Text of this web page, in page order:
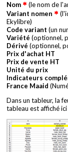
Nom
(le nom de
Variant nomen
Ekylibre)
Code variant (un
Variété (optionnel,
Dérivé (optionnel,
Prix d'achat HT
Prix de vente HT
Unité du prix
Indicateurs
France Maaid
Dans un tableur, la
tableau est affiché